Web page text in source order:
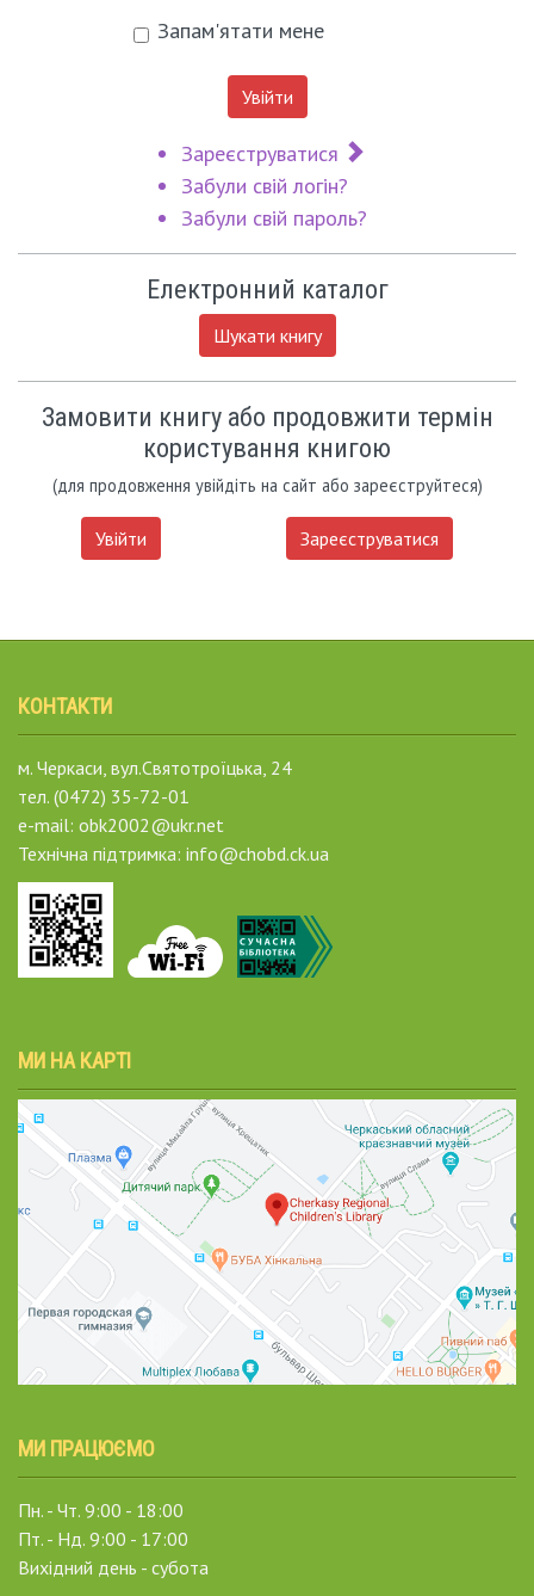
Запам'ятати мене
Увійти
Зареєструватися
Забули свій логін?
Забули свій пароль?
Електронний каталог
Шукати книгу
Замовити книгу або продовжити термін
користування книгою
(для продовження увійдіть на сайт або зареєструйтеся)
Увійти Зареєструватися
КОНТАКТИ
м. Черкаси, вул.Святотроїцька, 24
тел. (0472) 35-72-01
e-mail: obk2002@ukr.net
Технічна підтримка: info@chobd.ck.ua
МИ НА КАРТІ
МИ ПРАЦЮЄМО
Пн. - Чт. 9:00 - 18:00
Пт. - Нд. 9:00 - 17:00
Вихідний день - субота